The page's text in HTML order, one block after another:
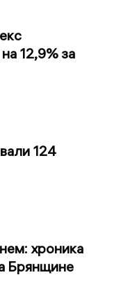
12,9% за
124
хроника
Брянщине